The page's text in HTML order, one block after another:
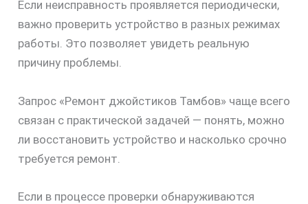
Если неисправность проявляется периодически,
важно проверить устройство в разных режимах
работы. Это позволяет увидеть реальную
причину проблемы.
Запрос «Ремонт джойстиков Тамбов» чаще всего
связан с практической задачей — понять, можно
ли восстановить устройство и насколько срочно
требуется ремонт.
Если в процессе проверки обнаруживаются